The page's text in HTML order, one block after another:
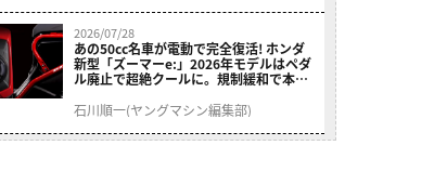
2026/07/28
あの50cc名車が電動で完全復活! ホンダ
新型「ズーマーe:」2026年モデルはペダ
ル廃止で超絶クールに。規制緩和で本来
石川順一(ヤングマシン編集部)